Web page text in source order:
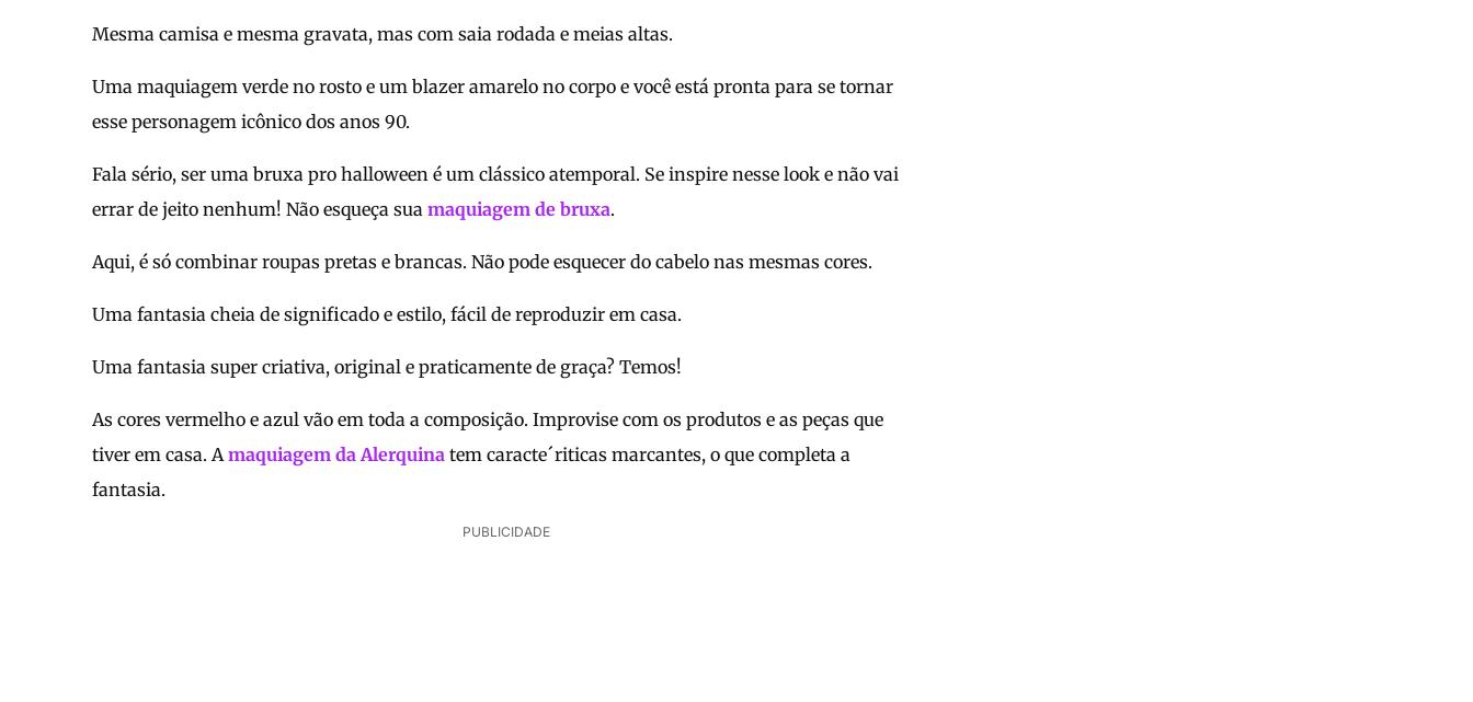
Mesma camisa e mesma gravata, mas com saia rodada e meias altas.
Uma maquiagem verde no rosto e um blazer amarelo no corpo e você está pronta para se tornar
esse personagem icônico dos anos 90.
Fala sério, ser uma bruxa pro halloween é um clássico atemporal. Se inspire nesse look e não vai
errar de jeito nenhum! Não esqueça sua maquiagem de bruxa.
Aqui, é só combinar roupas pretas e brancas. Não pode esquecer do cabelo nas mesmas cores.
Uma fantasia cheia de significado e estilo, fácil de reproduzir em casa.
Uma fantasia super criativa, original e praticamente de graça? Temos!
As cores vermelho e azul vão em toda a composição. Improvise com os produtos e as peças que
tiver em casa. Amaquiagem da Alerquina tem caracte´riticas marcantes, o que completa a
fantasia.
PUBLICIDADE